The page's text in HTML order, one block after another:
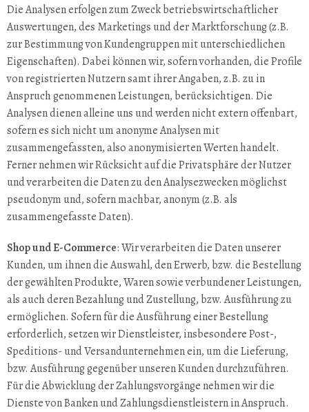
Die Analysen erfolgen zum Zweck betriebswirtschaftlicher
Auswertungen, des Marketings und der Marktforschung (z.B.
zur Bestimmung von Kundengruppen mit unterschiedlichen
Eigenschaften). Dabei können wir, sofern vorhanden, die Profile
von registrierten Nutzern samt ihrer Angaben, z.B. zu in
Anspruch genommenen Leistungen, berücksichtigen. Die
Analysen dienen alleine uns und werden nicht extern offenbart,
sofern es sich nicht um anonyme Analysen mit
zusammengefassten, also anonymisierten Werten handelt.
Ferner nehmen wir Rücksicht auf die Privatsphäre der Nutzer
und verarbeiten die Daten zu den Analysezwecken möglichst
pseudonym und, sofern machbar, anonym (z.B. als
zusammengefasste Daten).
Shop und E-Commerce: Wir verarbeiten die Daten unserer
Kunden, um ihnen die Auswahl, den Erwerb, bzw. die Bestellung
der gewählten Produkte, Waren sowie verbundener Leistungen,
als auch deren Bezahlung und Zustellung, bzw. Ausführung zu
ermöglichen. Sofern für die Ausführung einer Bestellung
erforderlich, setzen wir Dienstleister, insbesondere Post-,
Speditions- und Versandunternehmen ein, um die Lieferung,
bzw. Ausführung gegenüber unseren Kunden durchzuführen.
Für die Abwicklung der Zahlungsvorgänge nehmen wir die
Dienste von Banken und Zahlungsdienstleistern in Anspruch.